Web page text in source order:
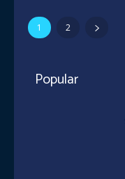
1 2
Popular